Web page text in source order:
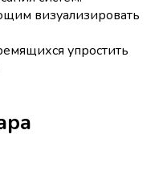
визуализировать
упростить